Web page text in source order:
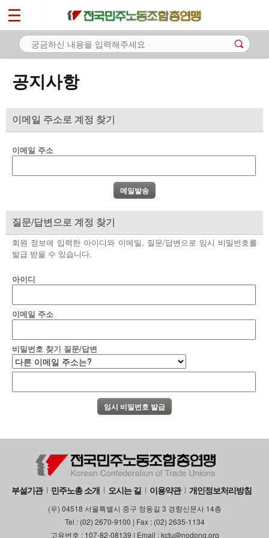
공지사항
이메일 주소로 계정 찾기
이메일 주소
질문/답변으로 계정 찾기
회원 정보에 입력한 아이디와 이메일, 질문/답변으로 임시 비밀번호를
발급 받을 수 있습니다.
아이디
이메일 주소
비밀번호 찾기 질문/답변
부설기관 민주노총 소개 오시는 길 이용약관 개인정보처리방침
(우) 04518 서울특별시 중구 정동길 3 경향신문사 14층
Tel : (02) 2670-9100 | Fax : (02) 2635-1134
고유번호 : 107-82-08139 | Email : kctu@nodong.org
마이페이지
소개
- 공지사항
- 성명·보도
부설기관
업무